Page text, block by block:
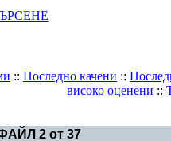
:: Последно качени ::
високо оценени ::
2 от 37